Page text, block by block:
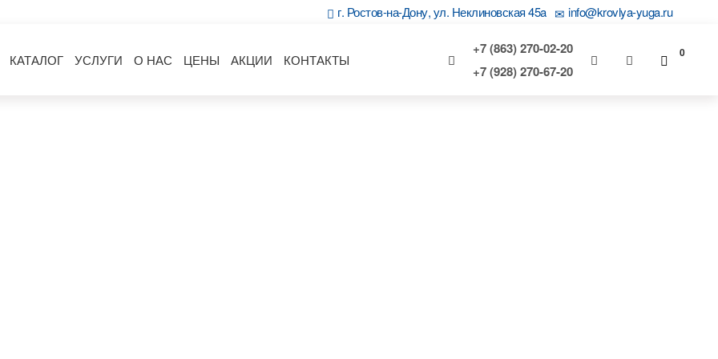
г. Ростов-на-Дону, ул. Неклиновская 45a info@krovlya-yuga.ru
+7 (863) 270-02-20
+7 (928) 270-67-20
0
КАТАЛОГ УСЛУГИ О НАС ЦЕНЫ АКЦИИ КОНТАКТЫ